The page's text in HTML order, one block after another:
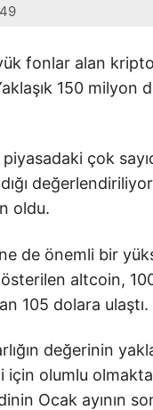
fonlar alan
150 milyon
piyasadaki çok
değerlendiriliyor.
oldu.
de önemli bir
altcoin,
105 dolara ulaştı.
değerinin
için olumlu
Ocak ayının